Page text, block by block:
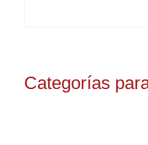
Categorías